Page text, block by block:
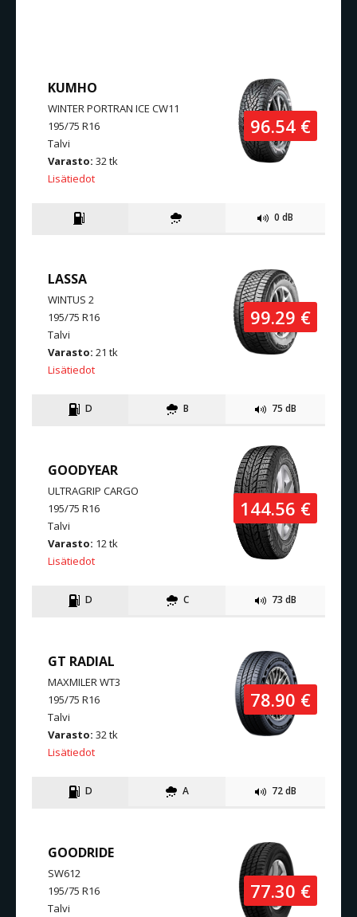
96.54 €
KUMHO
WINTER PORTRAN ICE CW11
195/75 R16
Talvi
Varasto: 32 tk
Lisätiedot
0 dB
99.29 €
LASSA
WINTUS 2
195/75 R16
Talvi
Varasto: 21 tk
Lisätiedot
D B 75 dB
144.56 €
GOODYEAR
ULTRAGRIP CARGO
195/75 R16
Talvi
Varasto: 12 tk
Lisätiedot
D C 73 dB
78.90 €
GT RADIAL
MAXMILER WT3
195/75 R16
Talvi
Varasto: 32 tk
Lisätiedot
D A 72 dB
77.30 €
GOODRIDE
SW612
195/75 R16
Talvi